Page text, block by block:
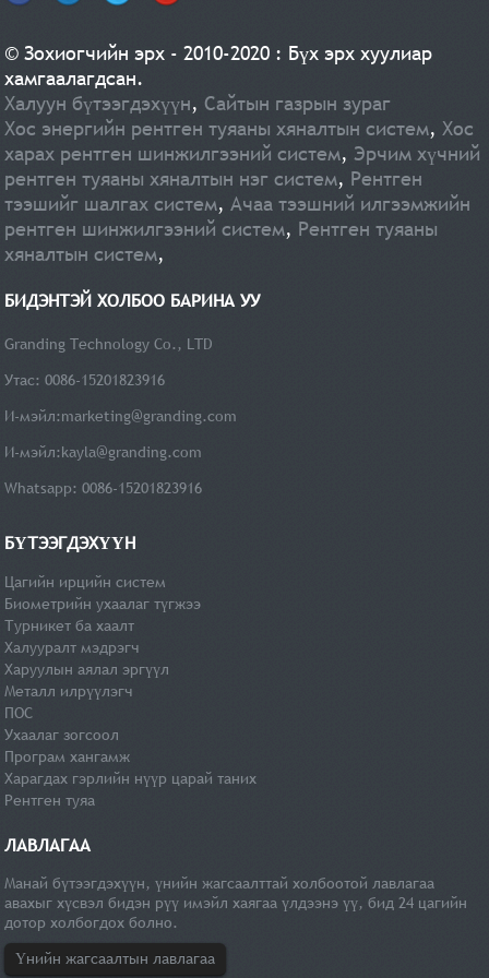
© Зохиогчийн эрх - 2010-2020 : Бүх эрх хуулиар
хамгаалагдсан.
Халуун бүтээгдэхүүн,Сайтын газрын зураг
Хос энергийн рентген туяаны хяналтын систем,Хос
харах рентген шинжилгээний систем,Эрчим хүчний
рентген туяаны хяналтын нэг систем, Рентген
тээшийг шалгах систем,Ачаа тээшний илгээмжийн
рентген шинжилгээний систем, Рентген туяаны
хяналтын систем,
БИДЭНТЭЙ ХОЛБОО БАРИНА УУ
Granding Technology Co., LTD
Утас: 0086-15201823916
И-мэйл:marketing@granding.com
И-мэйл:kayla@granding.com
Whatsapp: 0086-15201823916
БҮТЭЭГДЭХҮҮН
Цагийн ирцийн систем
Биометрийн ухаалаг түгжээ
Турникет ба хаалт
Халууралт мэдрэгч
Харуулын аялал эргүүл
Металл илрүүлэгч
ПОС
Ухаалаг зогсоол
Програм хангамж
Харагдах гэрлийн нүүр царай таних
Рентген туяа
ЛАВЛАГАА
Манай бүтээгдэхүүн, үнийн жагсаалттай холбоотой лавлагаа
авахыг хүсвэл бидэн рүү имэйл хаягаа үлдээнэ үү, бид 24 цагийн
дотор холбогдох болно.
Үнийн жагсаалтын лавлагаа